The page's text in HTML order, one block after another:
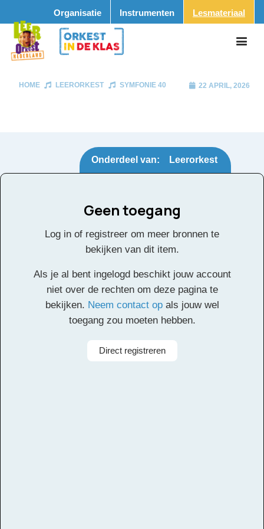
Organisatie Instrumenten Lesmateriaal
HOME LEERORKEST SYMFONIE 40 22 APRIL, 2026
Onderdeel van: Leerorkest
Symfonie 40
Deze inhoud is alleen toegankelijk voor
geregistreerde gebruikers. Een account aanmaken
is gratis. Registreerhiereen account. Je registratie
moet worden geverifieerd. Controleer het postvak
Geen toegang
Log in of registreer om meer bronnen te
bekijken van dit item.
Als je al bent ingelogd beschikt jouw account
niet over de rechten om deze pagina te
bekijken. Neem contact opals jouw wel
toegang zou moeten hebben.
Direct registreren